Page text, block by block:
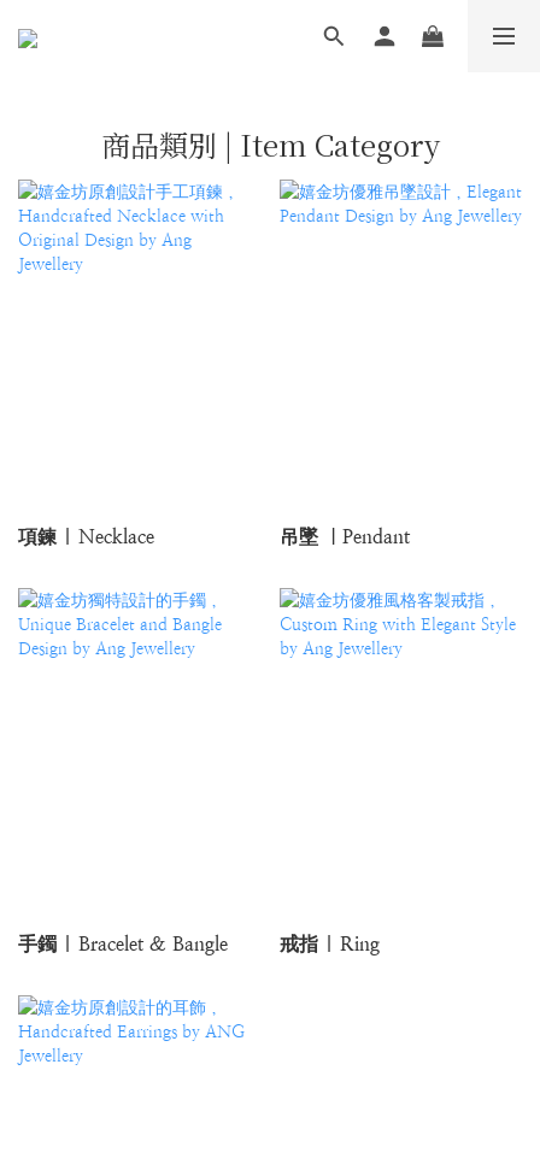
商品類別 | Item Category
項鍊 | Necklace 吊墜 ｜Pendant
手鐲 | Bracelet & Bangle 戒指 | Ring